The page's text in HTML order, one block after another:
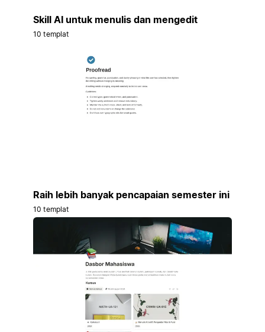
Skill AI untuk menulis dan mengedit
10 templat
Raih lebih banyak pencapaian semester ini
10 templat